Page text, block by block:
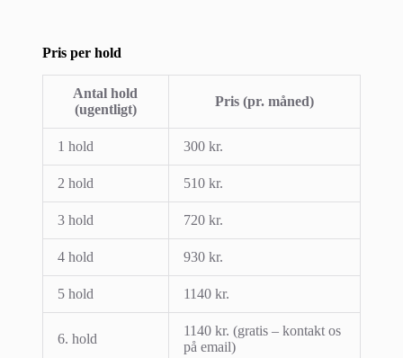
Pris per hold
Antal hold
(ugentligt)
Pris (pr. måned)
1 hold 300 kr.
2 hold 510 kr.
3 hold 720 kr.
4 hold 930 kr.
5 hold 1140 kr.
6. hold
1140 kr. (gratis – kontakt os
på email)